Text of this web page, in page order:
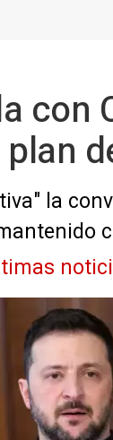
con
la